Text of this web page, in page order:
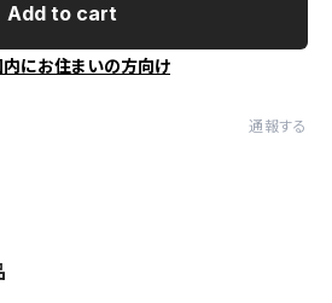
Add to cart
内にお住まいの方向け
通報する